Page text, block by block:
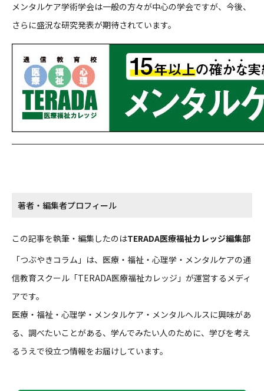
メンタルケア学術学会は一般の方々が中心の学会ですが、今後、
さらに盛況な研究発表が期待されています。
著者・編集者プロフィール
この記事を執筆・編集したのはTERADA医療福祉カレッジ編集部
「つぶやきコラム」は、医療・福祉・心理学・メンタルケアの通
信教育スクール「TERADA医療福祉カレッジ」が運営するメディ
アです。
医療・福祉・心理学・メンタルケア・メンタルヘルスに興味があ
る、調べたいことがある、学んでみたい人のために、学びを考え
るうえで役立つ情報をお届けしています。